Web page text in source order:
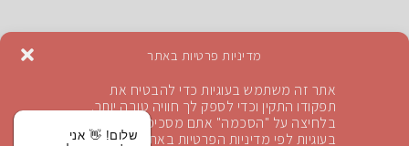
מדיניות פרטיות באתר
אתר זה משתמש בעוגיות כדי להבטיח את
תפקודו התקין וכדי לספק לך חוויה טובה יותר.
בלחיצה על "הסכמה" אתם מסכימים לשימוש
בעוגיות לפי מדיניות הפרטיות באתר
קופת התזמורת: tickets@jso.co.il
כתובת:
ירושלים
שלום! 👋 אני